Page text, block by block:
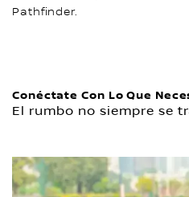
Pathfinder.
Conéctate Con Lo Que
El rumbo no siempre se